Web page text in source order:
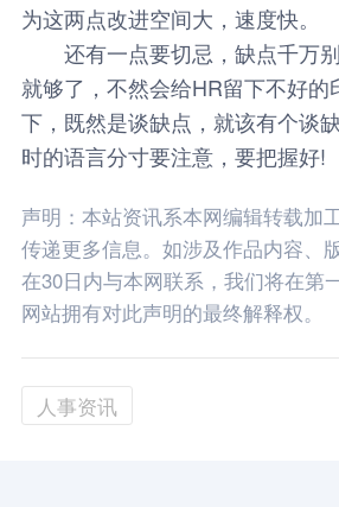
为这两点改进空间大，速度快。
还有一点要切忌，缺点千万
就够了，不然会给HR留下不好的
下，既然是谈缺点，就该有个谈
时的语言分寸要注意，要把握好!
声明：本站资讯系本网编辑转载加
传递更多信息。如涉及作品内容、
在30日内与本网联系，我们将在第
网站拥有对此声明的最终解释权。
人事资讯